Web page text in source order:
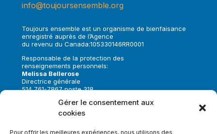
Gérer le consentement aux
cookies
Pour offrir les meilleures expériences, nous utilisons des
info@toujoursensemble.org
Toujours ensemble est un organisme de bienfaisance
enregistré auprès de l’Agence
du revenu du Canada:105330146RR0001
Responsable de la protection des
renseignements personnels:
Melissa Bellerose
Directrice générale
514 761-7867 poste 318